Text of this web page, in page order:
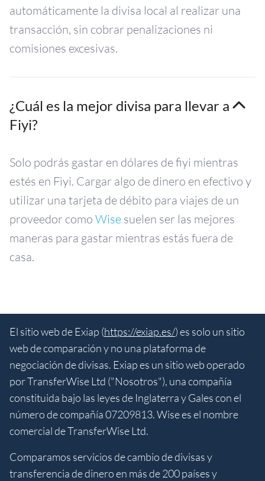
automáticamente la divisa local al realizar una
transacción, sin cobrar penalizaciones ni
comisiones excesivas.
¿Cuál es la mejor divisa para llevar a
Fiyi?
Solo podrás gastar en dólares de fiyi mientras
estés en Fiyi. Cargar algo de dinero en efectivo y
utilizar una tarjeta de débito para viajes de un
proveedor como Wise suelen ser las mejores
maneras para gastar mientras estás fuera de
casa.
El sitio web de Exiap (https://exiap.es/) es solo un sitio
web de comparación y no una plataforma de
negociación de divisas. Exiap es un sitio web operado
por TransferWise Ltd ("Nosotros"), una compañía
constituida bajo las leyes de Inglaterra y Gales con el
número de compañía 07209813. Wise es el nombre
comercial de TransferWise Ltd.
Comparamos servicios de cambio de divisas y
transferencia de dinero en más de 200 países y